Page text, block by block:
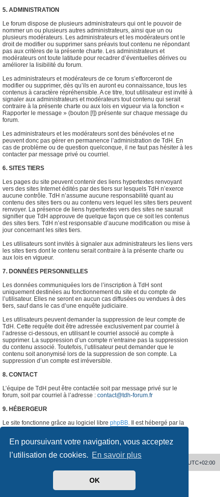
En poursuivant votre navigation, vous acceptez
l’utilisation de cookies. En savoir plus
OK
5. ADMINISTRATION
Le forum dispose de plusieurs administrateurs qui ont le pouvoir de
nommer un ou plusieurs autres administrateurs, ainsi que un ou
plusieurs modérateurs. Les administrateurs et les modérateurs ont le
droit de modifier ou supprimer sans préavis tout contenu ne répondant
pas aux critères de la présente charte. Les administrateurs et
modérateurs ont toute latitude pour recadrer d’éventuelles dérives ou
améliorer la lisibilité du forum.
Les administrateurs et modérateurs de ce forum s’efforceront de
modifier ou supprimer, dès qu’ils en auront eu connaissance, tous les
contenus à caractère répréhensible. A ce titre, tout utilisateur est invité à
signaler aux administrateurs et modérateurs tout contenu qui serait
contraire à la présente charte ou aux lois en vigueur via la fonction «
Rapporter le message » (bouton [!]) présente sur chaque message du
forum.
Les administrateurs et les modérateurs sont des bénévoles et ne
peuvent donc pas gérer en permanence l’administration de TdH. En
cas de problème ou de question quelconque, il ne faut pas hésiter à les
contacter par message privé ou courriel.
6. SITES TIERS
Les pages du site peuvent contenir des liens hypertextes renvoyant
vers des sites Internet édités par des tiers sur lesquels TdH n’exerce
aucune contrôle. TdH n’assume aucune responsabilité quant au
contenu des sites tiers ou au contenu vers lequel les sites tiers peuvent
renvoyer. La présence de liens hypertextes vers des sites ne saurait
signifier que TdH approuve de quelque façon que ce soit les contenus
des sites tiers. TdH n’est responsable d’aucune modification ou mise à
jour concernant les sites tiers.
Les utilisateurs sont invités à signaler aux administrateurs les liens vers
les sites tiers dont le contenu serait contraire à la présente charte ou
aux lois en vigueur.
7. DONNÉES PERSONNELLES
Les données communiquées lors de l’inscription à TdH sont
uniquement destinées au fonctionnement du site et du compte de
l’utilisateur. Elles ne seront en aucun cas diffusées ou vendues à des
tiers, sauf dans le cas d’une enquête judiciaire.
Les utilisateurs peuvent demander la suppression de leur compte de
TdH. Cette requête doit être adressée exclusivement par courriel à
l’adresse ci-dessous, en utilisant le courriel associé au compte à
supprimer. La suppression d’un compte n’entraine pas la suppression
du contenu associé. Toutefois, l’utilisateur peut demander que le
contenu soit anonymisé lors de la suppression de son compte. La
suppression d’un compte est irréversible.
8. CONTACT
L’équipe de TdH peut être contactée soit par message privé sur le
forum, soit par courriel à l’adresse : contact@tdh-forum.fr
9. HÉBERGEUR
Le site fonctionne grâce au logiciel libre phpBB. Il est hébergé par la
France.
UTC+02:00
phpBB ® Forum Software © phpBB Limited
phpBB-fr.com